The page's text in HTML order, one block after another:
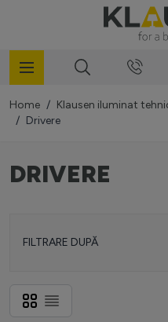
Home / Klausen iluminat
/ Drivere
DRIVERE
FILTRARE DUPĂ
Grilă
Listă